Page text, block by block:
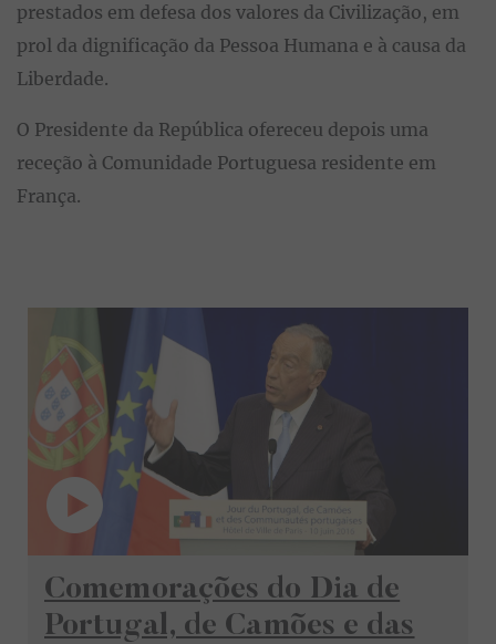
prestados em defesa dos valores da Civilização, em
prol da dignificação da Pessoa Humana e à causa da
Liberdade.
O Presidente da República ofereceu depois uma
receção à Comunidade Portuguesa residente em
França.
Video
Comemorações do Dia de
Portugal, de Camões e das